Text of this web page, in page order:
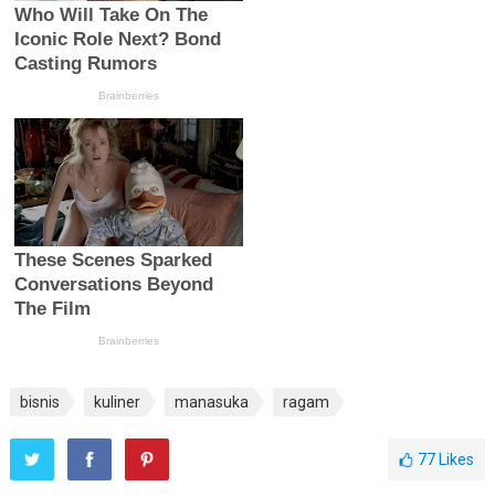
bisnis kuliner manasuka ragam
77Likes